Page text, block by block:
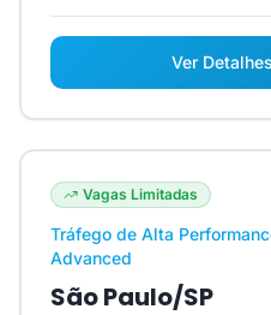
Ver
Vagas Limitadas
Tráfego de Alta
Advanced
São Paulo/SP